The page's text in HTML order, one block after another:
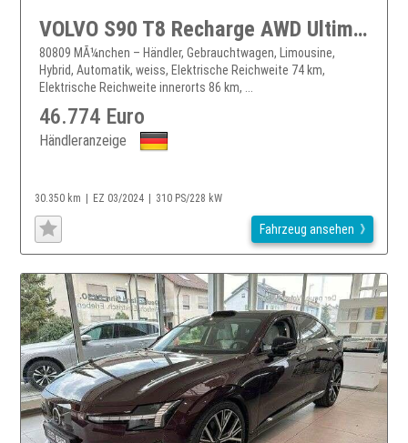
VOLVO S90 T8 Recharge AWD Ultimate Dark S90
80809 MÃ¼nchen – Händler, Gebrauchtwagen, Limousine,
Hybrid, Automatik, weiss, Elektrische Reichweite 74 km,
Elektrische Reichweite innerorts 86 km, ...
46.774 Euro
Händleranzeige
30.350 km EZ 03/2024 310 PS/228 kW
Fahrzeug ansehen